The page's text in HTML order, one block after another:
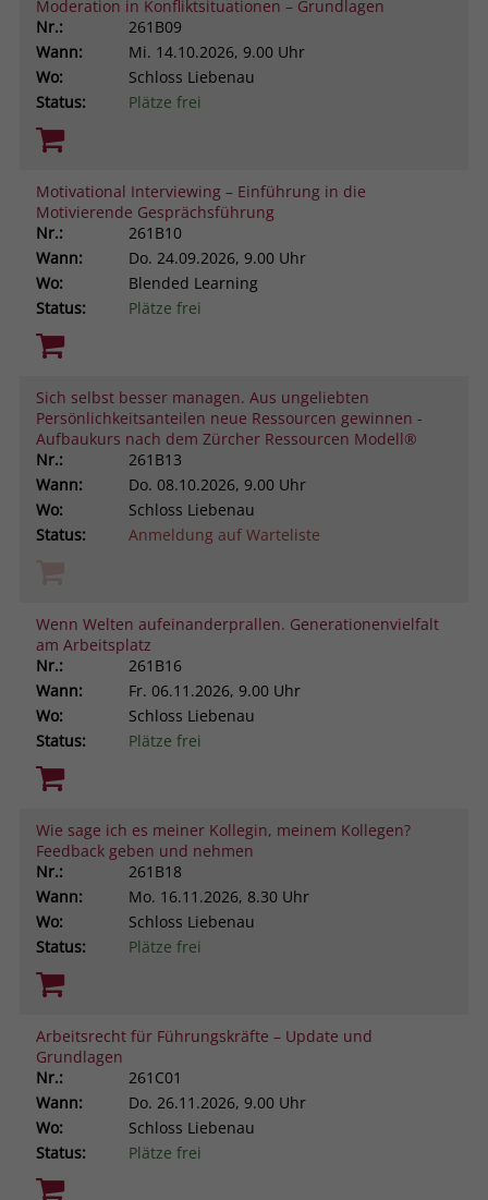
Moderation in Konfliktsituationen – Grundlagen
Nr.:
261B09
Wann:
Mi. 14.10.2026, 9.00 Uhr
Wo:
Schloss Liebenau
Status:
Plätze frei
Motivational Interviewing – Einführung in die
Motivierende Gesprächsführung
Nr.:
261B10
Wann:
Do. 24.09.2026, 9.00 Uhr
Wo:
Blended Learning
Status:
Plätze frei
Sich selbst besser managen. Aus ungeliebten
Persönlichkeitsanteilen neue Ressourcen gewinnen -
Aufbaukurs nach dem Zürcher Ressourcen Modell®
Nr.:
261B13
Wann:
Do. 08.10.2026, 9.00 Uhr
Wo:
Schloss Liebenau
Status:
Anmeldung auf Warteliste
Wenn Welten aufeinanderprallen. Generationenvielfalt
am Arbeitsplatz
Nr.:
261B16
Wann:
Fr. 06.11.2026, 9.00 Uhr
Wo:
Schloss Liebenau
Status:
Plätze frei
Wie sage ich es meiner Kollegin, meinem Kollegen?
Feedback geben und nehmen
Nr.:
261B18
Wann:
Mo. 16.11.2026, 8.30 Uhr
Wo:
Schloss Liebenau
Status:
Plätze frei
Arbeitsrecht für Führungskräfte – Update und
Grundlagen
Nr.:
261C01
Wann:
Do. 26.11.2026, 9.00 Uhr
Wo:
Schloss Liebenau
Status:
Plätze frei